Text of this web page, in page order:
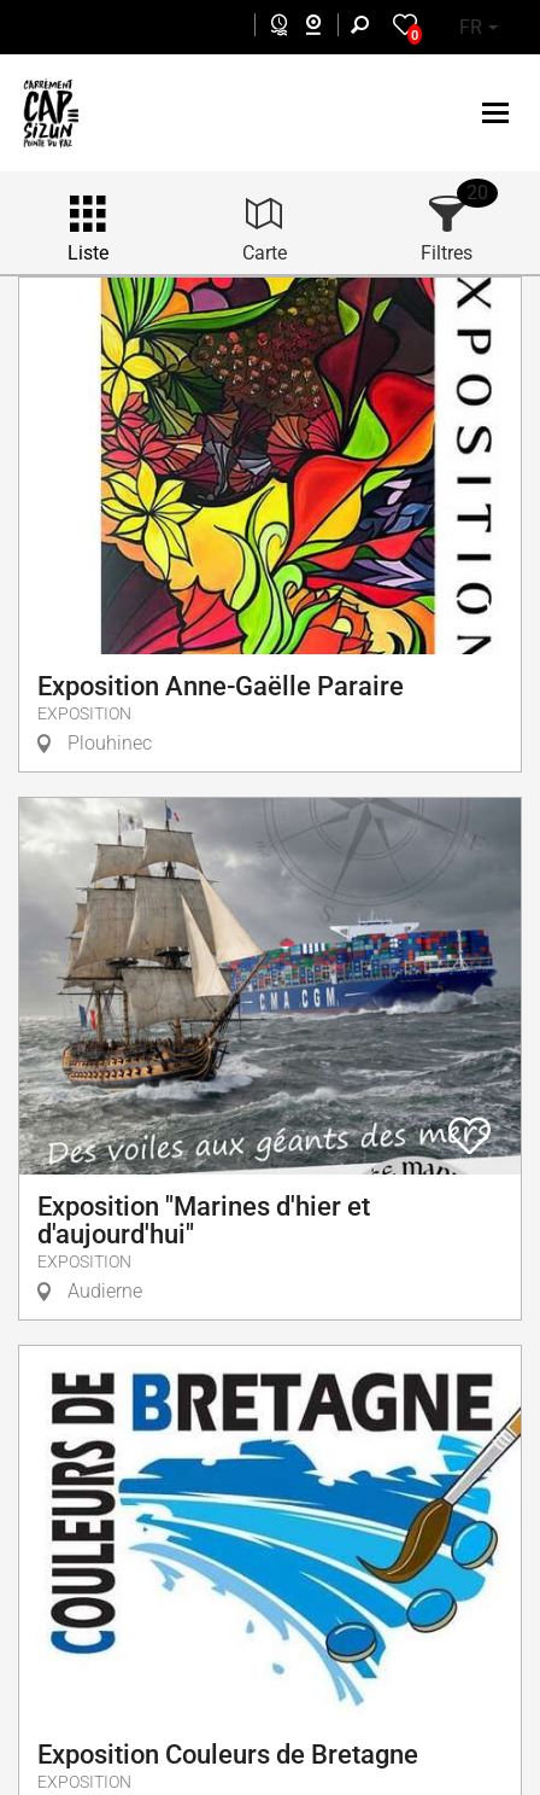
0 FR
Liste Carte Filtres
20
Exposition Anne-Gaëlle Paraire
EXPOSITION
Plouhinec
Exposition "Marines d'hier et
d'aujourd'hui"
EXPOSITION
Audierne
Exposition Couleurs de Bretagne
EXPOSITION